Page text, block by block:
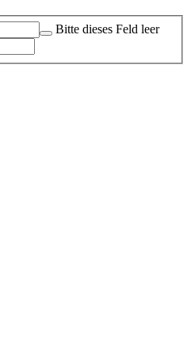
Bitte dieses Feld leer